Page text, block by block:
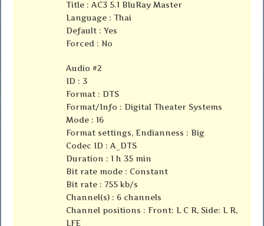
Title : AC3 5.1 BluRay Master
Language : Thai
Default : Yes
Forced : No
Audio #2
ID : 3
Format : DTS
Format/Info : Digital Theater Systems
Mode : 16
Format settings, Endianness : Big
Codec ID : A_DTS
Duration : 1 h 35 min
Bit rate mode : Constant
Bit rate : 755 kb/s
Channel(s) : 6 channels
Channel positions : Front: L C R, Side: L R,
LFE